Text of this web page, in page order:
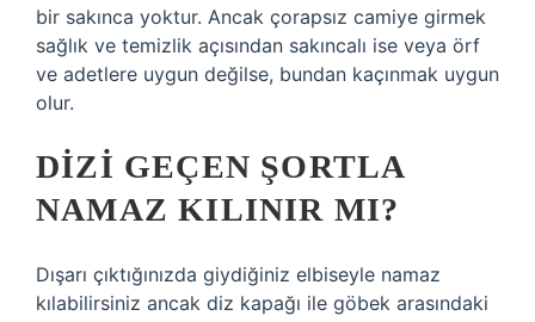
bir sakınca yoktur. Ancak çorapsız camiye girmek
sağlık ve temizlik açısından sakıncalı ise veya örf
ve adetlere uygun değilse, bundan kaçınmak uygun
olur.
DIZI GEÇEN ŞORTLA
NAMAZ KILINIR MI?
Dışarı çıktığınızda giydiğiniz elbiseyle namaz
kılabilirsiniz ancak diz kapağı ile göbek arasındaki